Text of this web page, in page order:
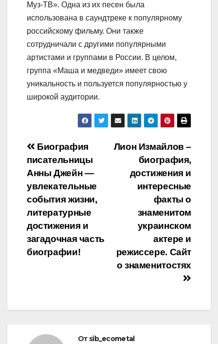
Муз-ТВ». Одна из их песен была
использована в саундтреке к популярному
российскому фильму. Они также
сотрудничали с другими популярными
артистами и группами в России. В целом,
группа «Маша и медведи» имеет свою
уникальность и пользуется популярностью у
широкой аудитории.
Навигация
по
записям
Лион Измайлов –
биография,
достижения и
интересные
факты о
знаменитом
украинском
актере и
режиссере. Сайт
о знаменитостях
Биография
писательницы
Анны Джейн —
увлекательные
события жизни,
литературные
достижения и
загадочная часть
биографии!
От sib_ecometal